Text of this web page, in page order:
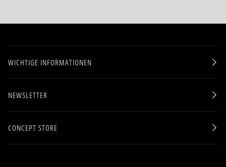
WICHTIGE INFORMATIONEN
NEWSLETTER
CONCEPT STORE